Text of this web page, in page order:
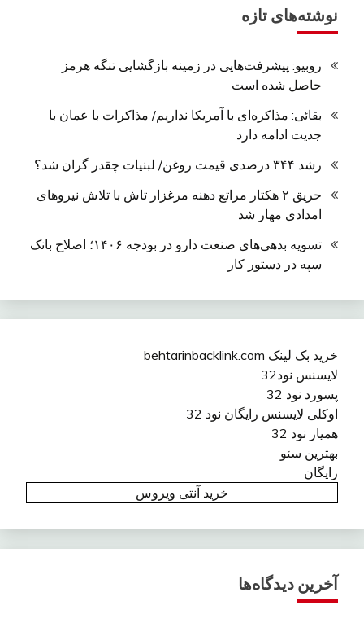
نوشته‌های تازه
روبیو: پیشرفت‌هایی در زمینه بازگشایی تنگه هرمز
حاصل شده است
بقائی: مذاکره‌ای با آمریکا نداریم/ مذاکرات با عمان با
جدیت ادامه دارد
رشد ۳۴۴ درصدی قیمت روغن/ لبنیات چقدر گران شد؟
حریق ۲ هکتار مراتع دهنه مرغزار تاش با تلاش نیروهای
امدادی مهار شد
تسویه بدهی‌های صنعت دارو در بودجه ۱۴۰۶؛ اصلاح بانک
سپه در دستور کار
خرید بک لینک behtarinbacklink.com
لایسنس نود32
پسورد نود 32
اوکلی لایسنس رایگان نود 32
همیار نود 32
بهترین سئو
رایگان
خرید آنتی ویروس
آخرین دیدگاه‌ها